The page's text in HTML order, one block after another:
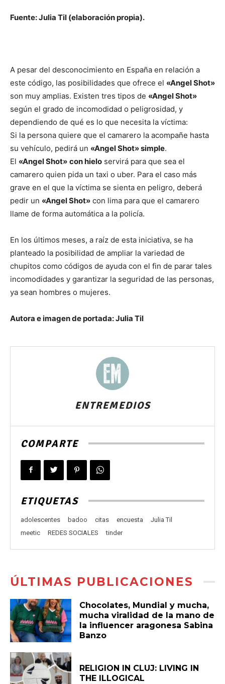
Fuente: Julia Til (elaboración propia).
A pesar del desconocimiento en España en relación a
este código, las posibilidades que ofrece el «Angel Shot»
son muy amplias. Existen tres tipos de «Angel Shot»
según el grado de incomodidad o peligrosidad, y
dependiendo de qué es lo que necesita la víctima:
Si la persona quiere que el camarero la acompañe hasta
su vehículo, pedirá un «Angel Shot» simple.
El «Angel Shot» con hielo servirá para que sea el
camarero quien pida un taxi o uber. Para el caso más
grave en el que la víctima se sienta en peligro, deberá
pedir un «Angel Shot» con lima para que el camarero
llame de forma automática a la policía.
En los últimos meses, a raíz de esta iniciativa, se ha
planteado la posibilidad de ampliar la variedad de
chupitos como códigos de ayuda con el fin de parar tales
incomodidades y garantizar la seguridad de las personas,
ya sean hombres o mujeres.
Autora e imagen de portada: Julia Til
ENTREMEDIOS
COMPARTE
ETIQUETAS
adolescentes badoo citas encuesta
Julia Til
meetic
REDES SOCIALES tinder
ÚLTIMAS PUBLICACIONES
Chocolates, Mundial y mucha,
mucha viralidad de la mano de
la influencer aragonesa Sabina
Banzo
RELIGION IN CLUJ: LIVING IN
THE ILLOGICAL